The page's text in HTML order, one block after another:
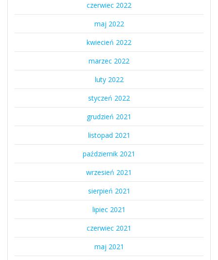
czerwiec 2022
maj 2022
kwiecień 2022
marzec 2022
luty 2022
styczeń 2022
grudzień 2021
listopad 2021
październik 2021
wrzesień 2021
sierpień 2021
lipiec 2021
czerwiec 2021
maj 2021